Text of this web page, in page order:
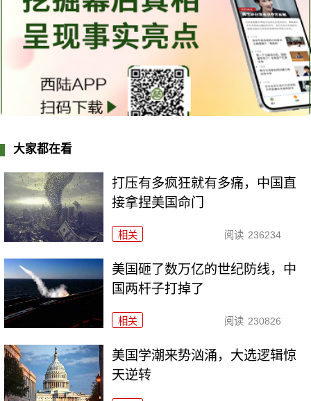
大家都在看
打压有多疯狂就有多痛，中国直
接拿捏美国命门
相关 阅读 236234
美国砸了数万亿的世纪防线，中
国两杆子打掉了
相关 阅读 230826
美国学潮来势汹涌，大选逻辑惊
天逆转